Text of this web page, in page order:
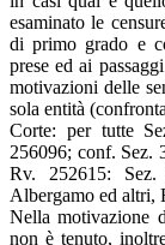
esaminato le
di primo grado e
prese ed ai
motivazioni delle
sola entità
Corte: per tutte
256096; conf. Sez.
Rv. 252615:
Albergamo ed altri,
Nella motivazione
non è tenuto,